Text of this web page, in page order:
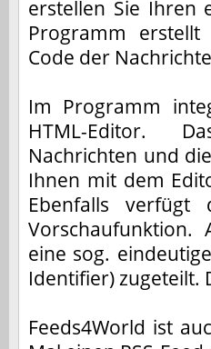
erstellen Sie Ihren
Programm
Code der
Im Programm
HTML-Editor.
Nachrichten und
Ihnen mit dem
Ebenfalls
Vorschaufunktion.
eine sog.
Identifier) zugeteilt.
Feeds4World ist